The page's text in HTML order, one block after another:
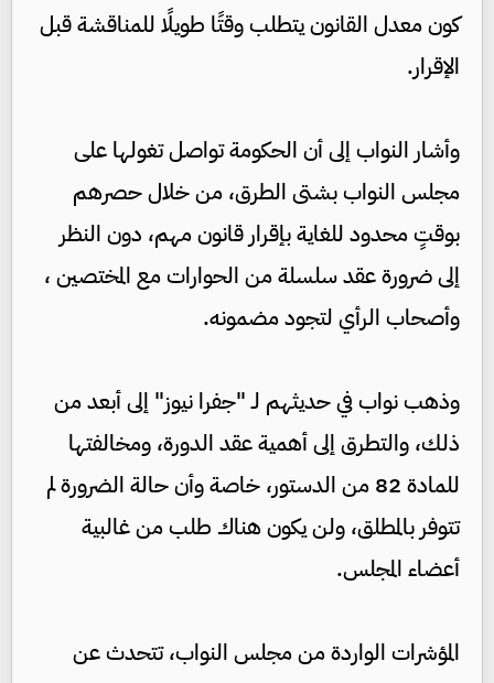
كون معدل القانون يتطلب وقتًا طويلًا للمناقشة قبل
الإقرار.
وأشار النواب إلى أن الحكومة تواصل تغولها على
مجلس النواب بشتى الطرق، من خلال حصرهم
بوقتٍ محدود للغاية بإقرار قانون مهم، دون النظر
إلى ضرورة عقد سلسلة من الحوارات مع المختصين ،
وأصحاب الرأي لتجود مضمونه.
وذهب نواب في حديثهم لـ "جفرا نيوز" إلى أبعد من
ذلك، والتطرق إلى أهمية عقد الدورة، ومخالفتها
للمادة 82 من الدستور، خاصة وأن حالة الضرورة لم
تتوفر بالمطلق، ولن يكون هناك طلب من غالبية
أعضاء المجلس.
المؤشرات الواردة من مجلس النواب، تتحدث عن